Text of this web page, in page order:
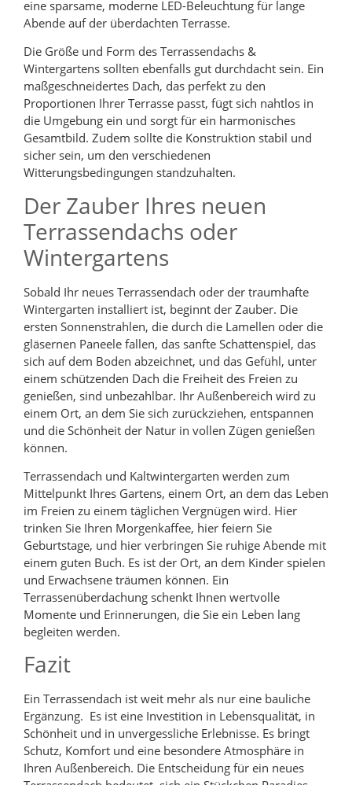
eine sparsame, moderne LED-Beleuchtung für lange
Abende auf der überdachten Terrasse.
Die Größe und Form des Terrassendachs &
Wintergartens sollten ebenfalls gut durchdacht sein. Ein
maßgeschneidertes Dach, das perfekt zu den
Proportionen Ihrer Terrasse passt, fügt sich nahtlos in
die Umgebung ein und sorgt für ein harmonisches
Gesamtbild. Zudem sollte die Konstruktion stabil und
sicher sein, um den verschiedenen
Witterungsbedingungen standzuhalten.
Der Zauber Ihres neuen
Terrassendachs oder
Wintergartens
Sobald Ihr neues Terrassendach oder der traumhafte
Wintergarten installiert ist, beginnt der Zauber. Die
ersten Sonnenstrahlen, die durch die Lamellen oder die
gläsernen Paneele fallen, das sanfte Schattenspiel, das
sich auf dem Boden abzeichnet, und das Gefühl, unter
einem schützenden Dach die Freiheit des Freien zu
genießen, sind unbezahlbar. Ihr Außenbereich wird zu
einem Ort, an dem Sie sich zurückziehen, entspannen
und die Schönheit der Natur in vollen Zügen genießen
können.
Terrassendach und Kaltwintergarten werden zum
Mittelpunkt Ihres Gartens, einem Ort, an dem das Leben
im Freien zu einem täglichen Vergnügen wird. Hier
trinken Sie Ihren Morgenkaffee, hier feiern Sie
Geburtstage, und hier verbringen Sie ruhige Abende mit
einem guten Buch. Es ist der Ort, an dem Kinder spielen
und Erwachsene träumen können. Ein
Terrassenüberdachung schenkt Ihnen wertvolle
Momente und Erinnerungen, die Sie ein Leben lang
begleiten werden.
Fazit
Ein Terrassendach ist weit mehr als nur eine bauliche
Ergänzung. Es ist eine Investition in Lebensqualität, in
Schönheit und in unvergessliche Erlebnisse. Es bringt
Schutz, Komfort und eine besondere Atmosphäre in
Ihren Außenbereich. Die Entscheidung für ein neues